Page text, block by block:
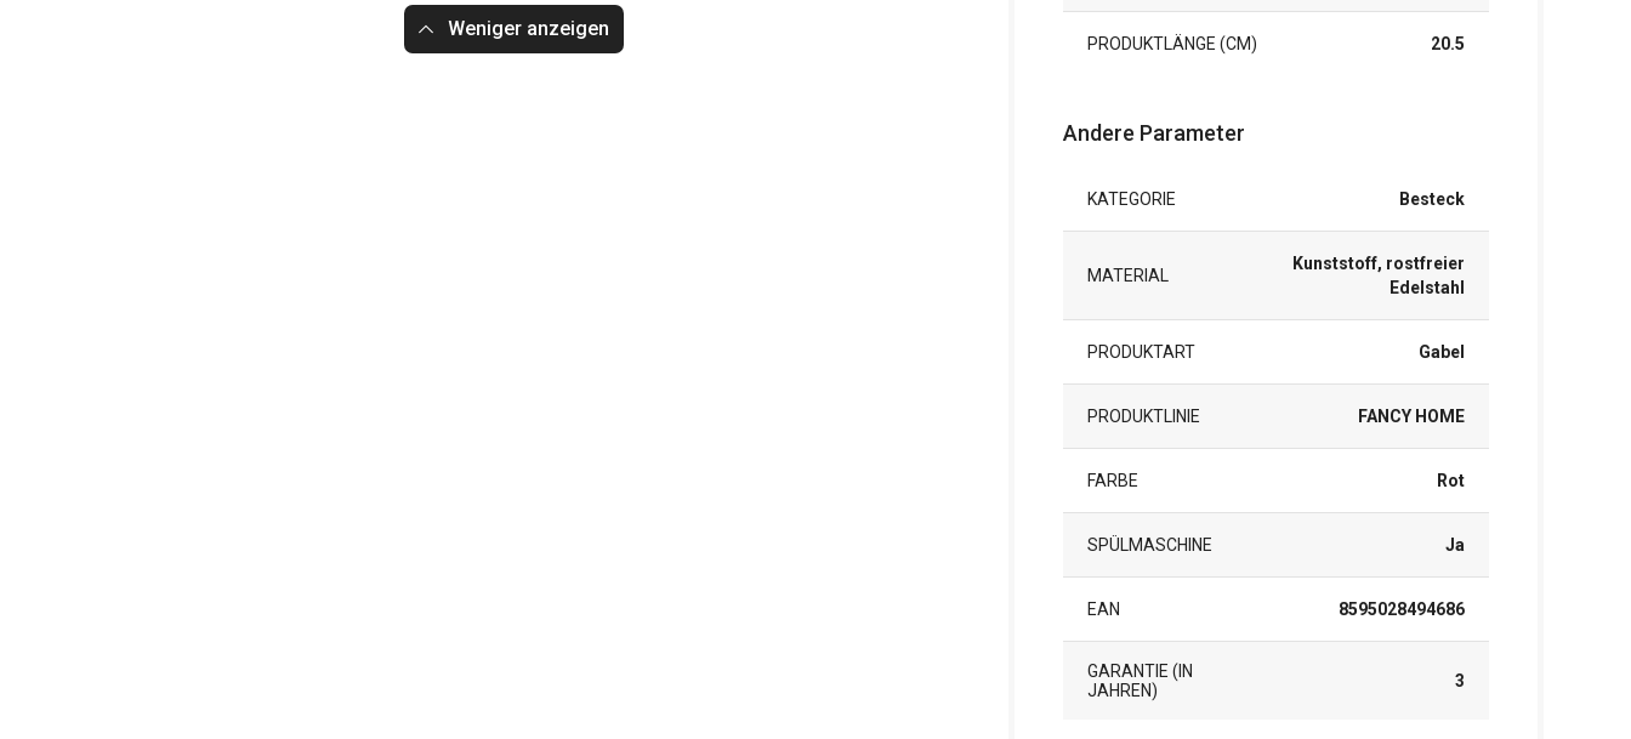
Weniger anzeigen
PRODUKTLÄNGE (CM) 20.5
Andere Parameter
KATEGORIE Besteck
MATERIAL
Kunststoff, rostfreier
Edelstahl
PRODUKTART Gabel
PRODUKTLINIE FANCY HOME
FARBE Rot
SPÜLMASCHINE Ja
EAN 8595028494686
GARANTIE (IN
JAHREN)
3